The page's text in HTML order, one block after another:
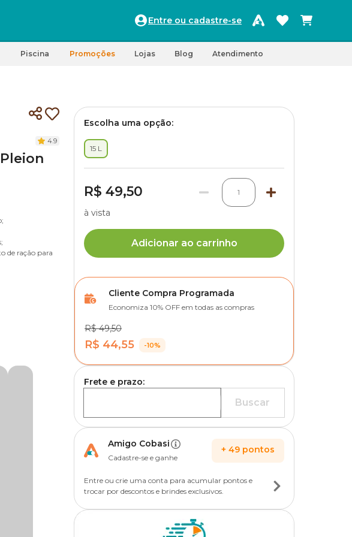
Entre ou cadastre-se
Piscina Promoções Lojas Blog Atendimento
4.9
de ração para
Escolha uma opção:
15 L
R$ 49,50 1
à vista
Adicionar ao carrinho
Cliente Compra Programada
Economiza 10% OFF em todas as compras
R$ 49,50
R$ 44,55 -10%
Frete e prazo:
Buscar
Amigo Cobasi
Cadastre-se e ganhe
+ 49 pontos
Entre ou crie uma conta para acumular pontos e
trocar por descontos e brindes exclusivos.